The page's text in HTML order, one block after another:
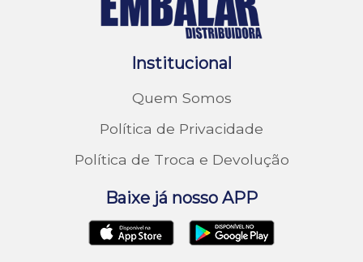
Institucional
Quem Somos
Política de Privacidade
Política de Troca e Devolução
Baixe já nosso APP